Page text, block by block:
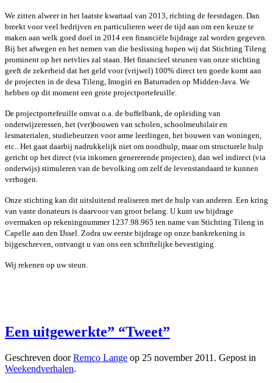
We zitten alweer in het laatste kwartaal van 2013, richting de feestdagen. Dan
breekt voor veel bedrijven en particulieren weer de tijd aan om een keuze te
maken aan welk goed doel in 2014 een financiële bijdrage zal worden gegeven.
Bij het afwegen en het nemen van die beslissing hopen wij dat Stichting Tileng
prominent op het netvlies zal staan. Het financieel steunen van onze stichting
geeft de zekerheid dat het geld voor (vrijwel) 100% direct ten goede komt aan
de projecten in de desa Tileng, Imogiri en Baturraden op Midden-Java. We
hebben op dit moment een grote projectportefeuille.
De projectportefeuille omvat o.a. de buffelbank, de opleiding van
onderwijzeressen, het (ver)bouwen van scholen, schoolmeubilair en
lesmaterialen, studiebeurzen voor arme leerlingen, het bouwen van woningen,
etc.. Het gaat daarbij nadrukkelijk niet om noodhulp, maar om structurele hulp
gericht op het direct (via inkomen genererende projecten), dan wel indirect (via
onderwijs) stimuleren van de bevolking om zelf de levenstandaard te kunnen
verhogen.
Onze stichting kan dit uitsluitend realiseren met de hulp van anderen. Een kring
van vaste donateurs is daarvoor van groot belang. U kunt uw bijdrage
overmaken op rekeningnummer 1237.98.965 ten name van Stichting Tileng in
Capelle aan den IJssel. Zodra uw eerste bijdrage op onze bankrekening is
bijgeschreven, ontvangt u van ons een schriftelijke bevestiging.
Wij rekenen op uw steun.
Een uitgewerkte” “Tweet”
Geschreven doorRemco Lange op 25 november 2011 . Gepost in
Weekendverhalen.